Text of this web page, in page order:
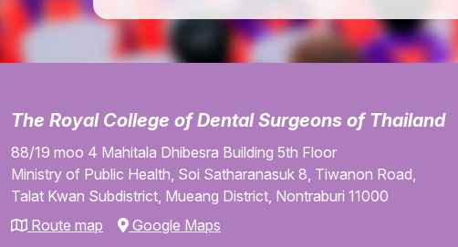
The Royal College of Dental Surgeons of Thailand
88/19 moo 4 Mahitala Dhibesra Building 5th Floor
Ministry of Public Health, Soi Satharanasuk 8, Tiwanon Road,
Talat Kwan Subdistrict, Mueang District, Nontraburi 11000
Route map
Google Maps